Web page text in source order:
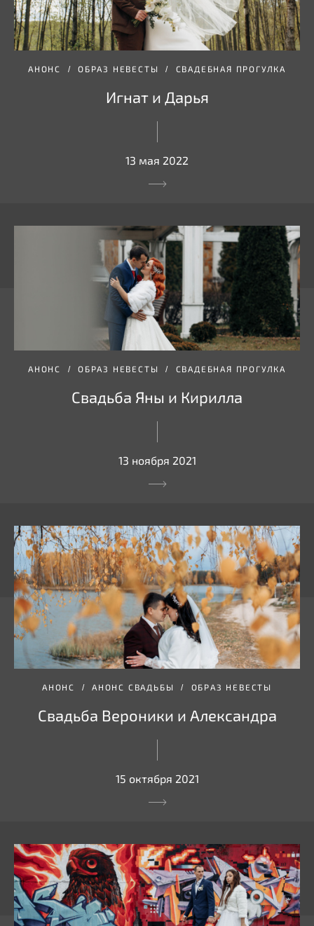
АНОНС ОБРАЗ НЕВЕСТЫ СВАДЕБНАЯ ПРОГУЛКА
Игнат и Дарья
13 мая 2022
АНОНС ОБРАЗ НЕВЕСТЫ СВАДЕБНАЯ ПРОГУЛКА
Свадьба Яны и Кирилла
13 ноября 2021
АНОНС АНОНС СВАДЬБЫ ОБРАЗ НЕВЕСТЫ
Свадьба Вероники и Александра
15 октября 2021